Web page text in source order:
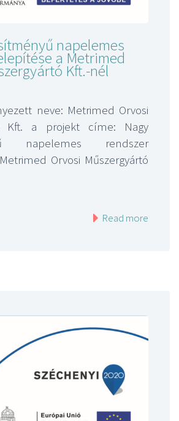
napelemes
a Metrimed
Kft.-nél
neve: Metrimed Orvosi
Kft. a projekt címe: Nagy
napelemes rendszer
Orvosi Műszergyártó
Read more